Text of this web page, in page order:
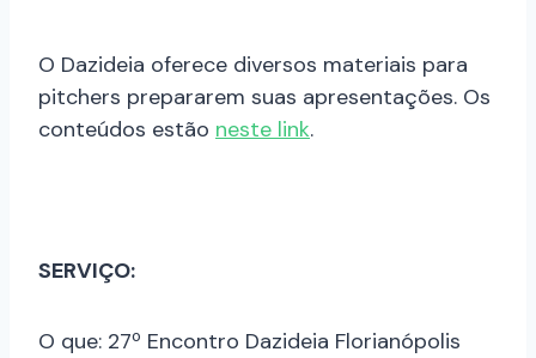
O Dazideia oferece diversos materiais para
pitchers prepararem suas apresentações. Os
conteúdos estão neste link.
SERVIÇO:
O que: 27º Encontro Dazideia Florianópolis